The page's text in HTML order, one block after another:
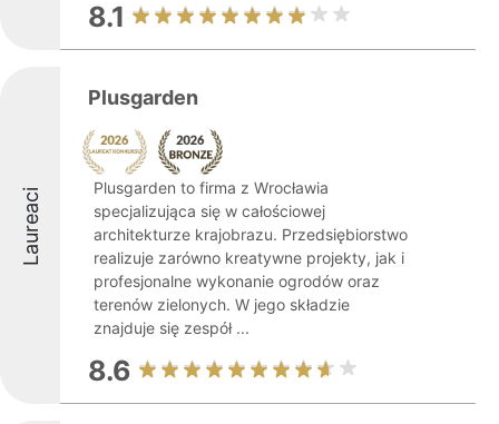
8.1
Laureaci
Plusgarden
Plusgarden to firma z Wrocławia
specjalizująca się w całościowej
architekturze krajobrazu. Przedsiębiorstwo
realizuje zarówno kreatywne projekty, jak i
profesjonalne wykonanie ogrodów oraz
terenów zielonych. W jego składzie
znajduje się zespół ...
8.6